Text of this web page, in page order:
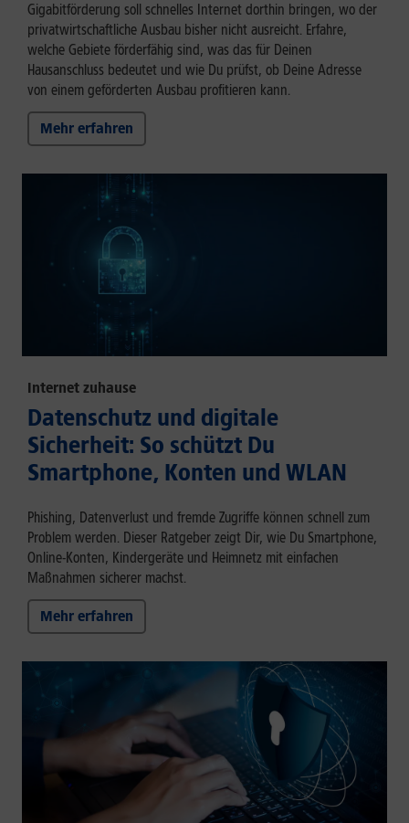
Gigabitförderung soll schnelles Internet dorthin bringen, wo der
privatwirtschaftliche Ausbau bisher nicht ausreicht. Erfahre,
welche Gebiete förderfähig sind, was das für Deinen
Hausanschluss bedeutet und wie Du prüfst, ob Deine Adresse
von einem geförderten Ausbau profitieren kann.
Mehr erfahren
Internet zuhause
Datenschutz und digitale
Sicherheit: So schützt Du
Smartphone, Konten und WLAN
Phishing, Datenverlust und fremde Zugriffe können schnell zum
Problem werden. Dieser Ratgeber zeigt Dir, wie Du Smartphone,
Online-Konten, Kindergeräte und Heimnetz mit einfachen
Maßnahmen sicherer machst.
Mehr erfahren